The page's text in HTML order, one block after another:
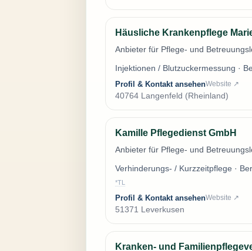
Häusliche Krankenpflege
Anbieter für Pflege- und
Injektionen / Blutzuckermessung ·
Profil & Kontakt ansehenWebsite ↗
40764 Langenfeld (Rheinland)
Kamille Pflegedienst GmbH
Anbieter für Pflege- und
Verhinderungs- / Kurzzeitpflege ·
*TL
Profil & Kontakt ansehenWebsite ↗
51371 Leverkusen
Kranken- und